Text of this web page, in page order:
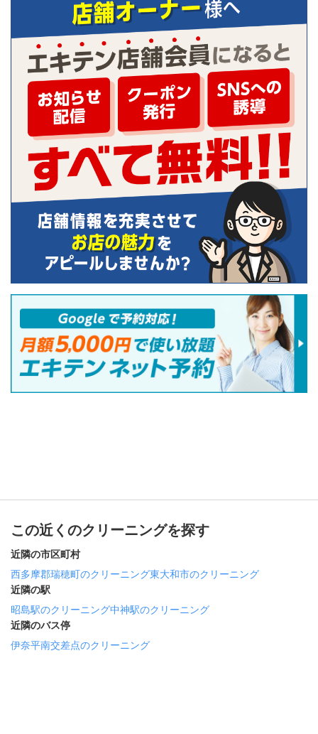
この近くのクリーニングを探す
近隣の市区町村
西多摩郡瑞穂町のクリーニング東大和市のクリーニング
近隣の駅
昭島駅のクリーニング中神駅のクリーニング
近隣のバス停
伊奈平南交差点のクリーニング